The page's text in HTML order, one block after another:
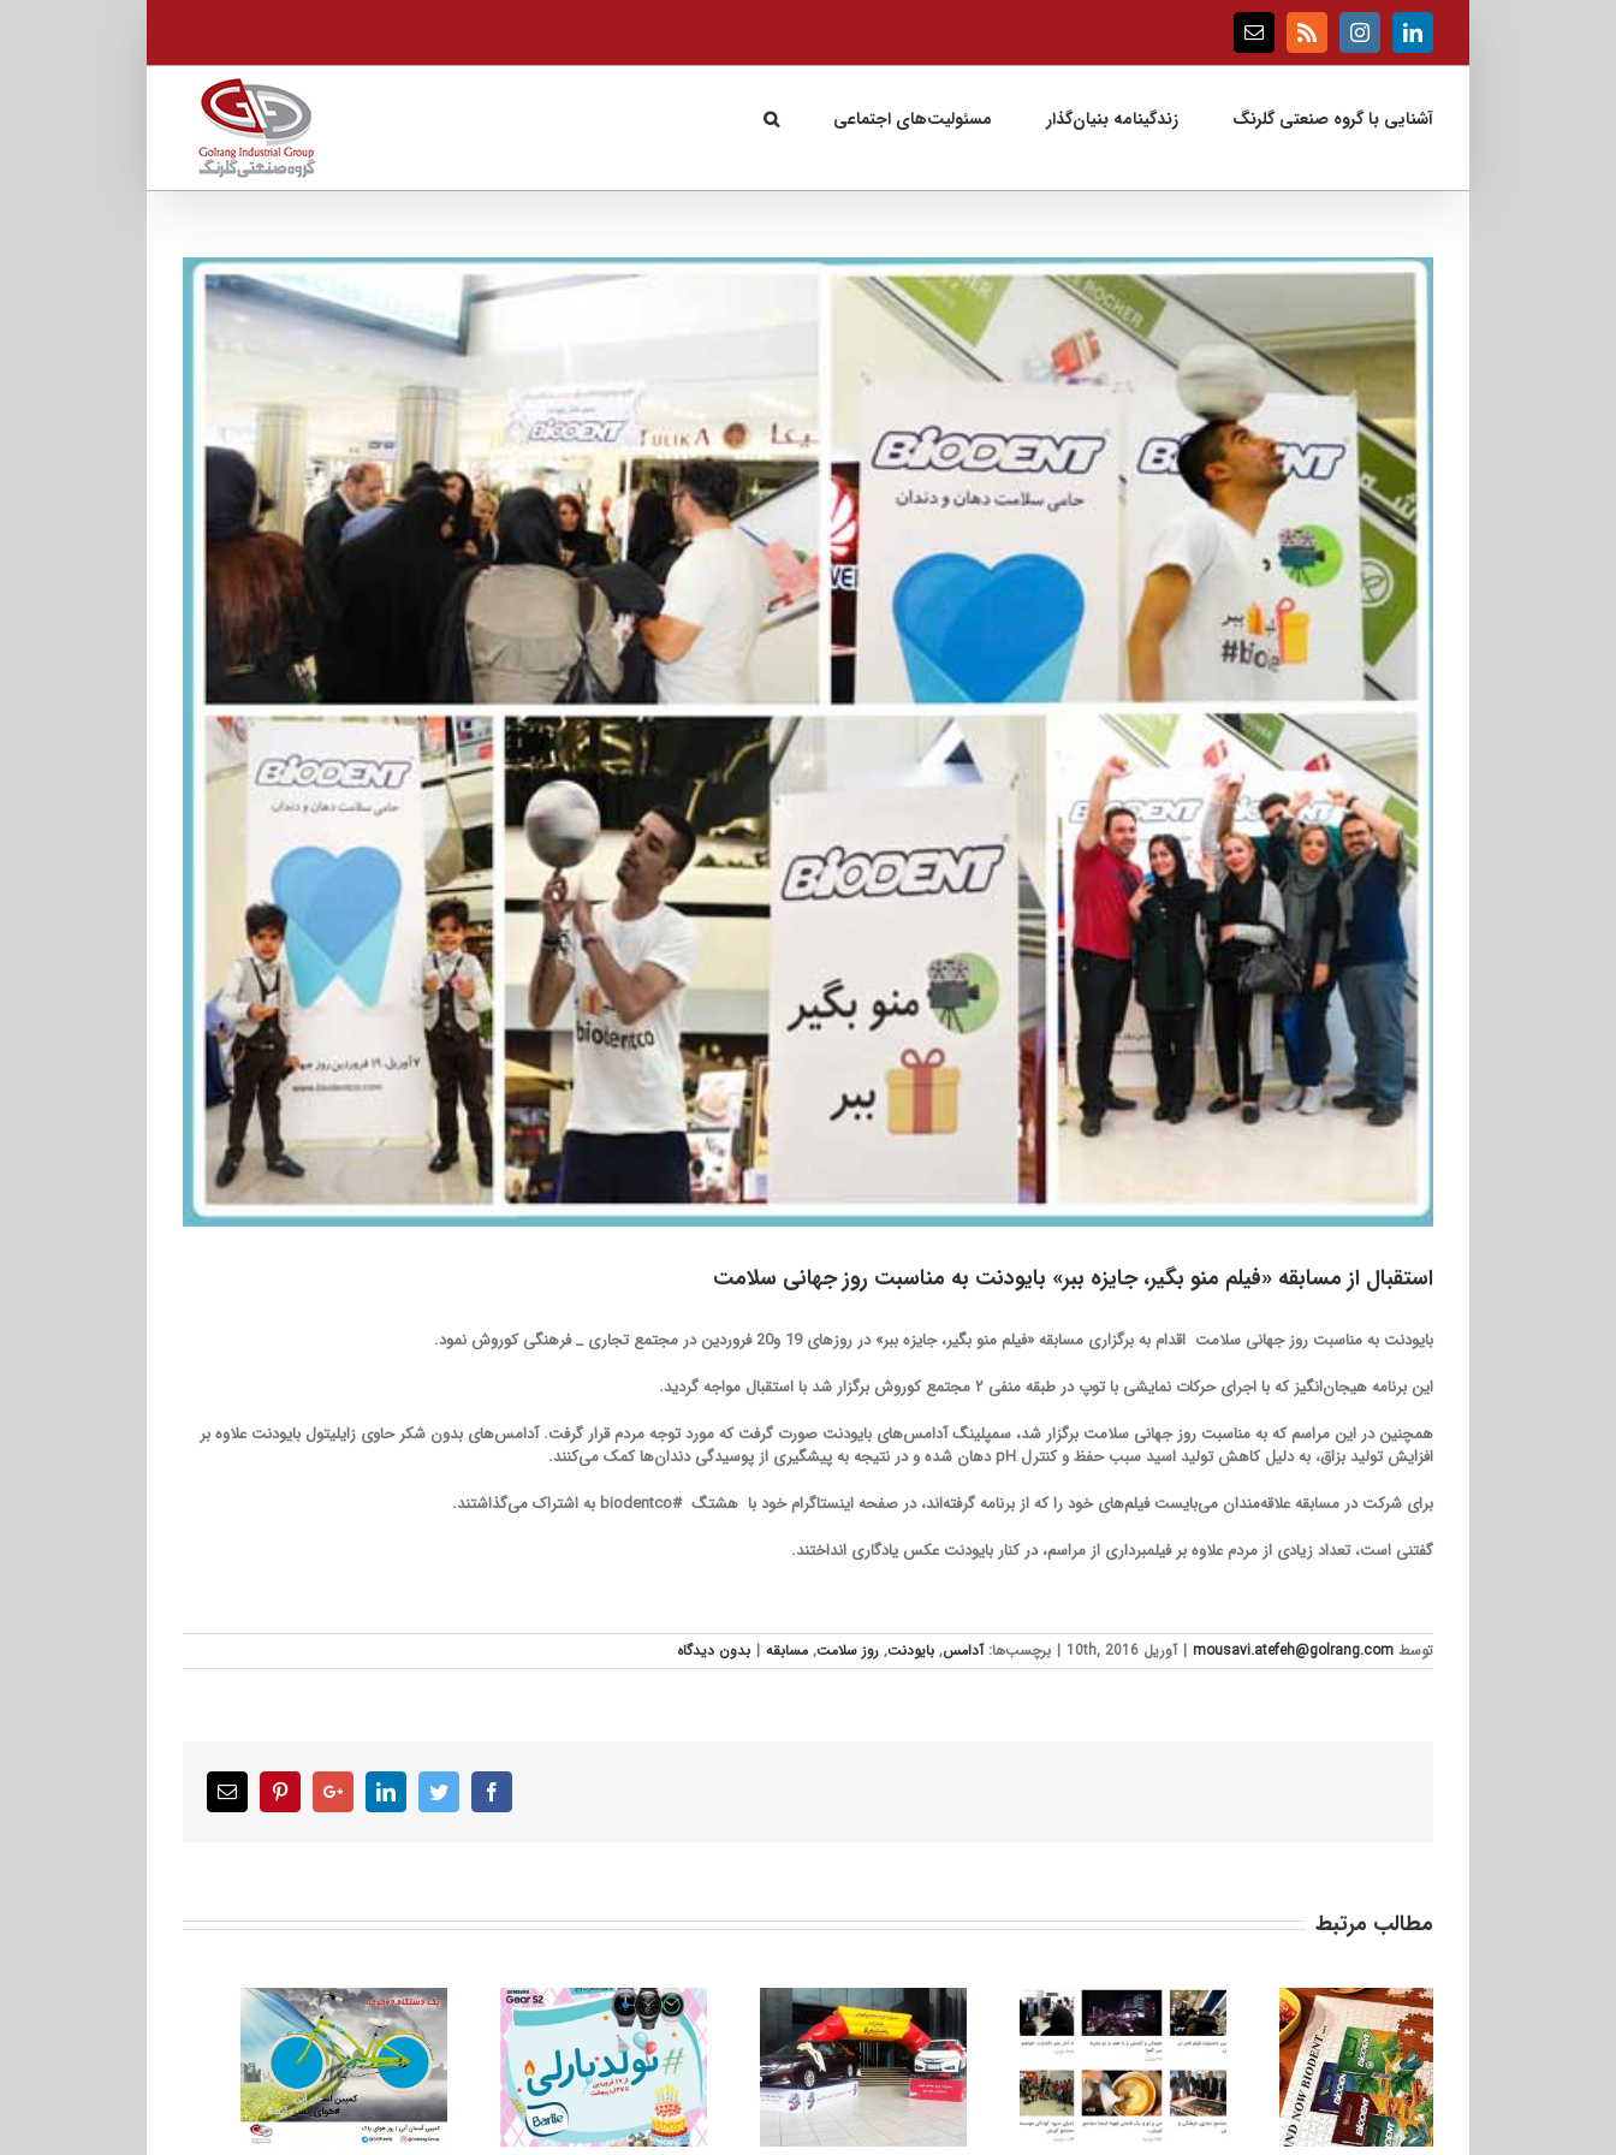
LinkedIn
Instagram
Rss
Email
آشنایی با گروه صنعتی گلرنگ زندگینامه بنیان‌گذار مسئولیت‌های اجتماعی
View
Larger
Image
استقبال از مسابقه «فیلم منو بگیر، جایزه ببر» بایودنت به مناسبت روز جهانی سلامت
بایودنت به مناسبت روز جهانی سلامت اقدام به برگزاری مسابقه «فیلم منو بگیر، جایزه ببر» در روزهای 19 و20 فروردین در مجتمع تجاری _ فرهنگی کوروش نمود.
این برنامه هیجان‌انگیز که با اجرای حرکات نمایشی با توپ در طبقه منفی ۲ مجتمع کوروش برگزار شد با استقبال مواجه گردید.
همچنین در این مراسم که به مناسبت روز جهانی سلامت برگزار شد، سمپلینگ آدامس‌های بایودنت صورت گرفت که مورد توجه مردم قرار گرفت. آدامس‌های بدون شکر حاوی زایلیتول بایودنت علاوه بر
افزایش تولید بزاق، به دلیل کاهش تولید اسید سبب حفظ و کنترل pH دهان شده و در نتیجه به پیشگیری از پوسیدگی دندان‌ها کمک می‌کنند.
برای شرکت در مسابقه علاقه‌مندان می‌بایست فیلم‌های خود را که از برنامه گرفته‌اند، در صفحه اینستاگرام خود با هشتگ #biodentco به اشتراک می‌گذاشتند.
گفتنی است، تعداد زیادی از مردم علاوه بر فیلمبرداری از مراسم، در کنار بایودنت عکس یادگاری انداختند.
توسط mousavi.atefeh@golrang.com
| آوریل 10th, 2016 | برچسب‌ها:آدامس, بایودنت, روز سلامت, مسابقه | بدون ديدگاه
Facebook
Twitter
LinkedIn
Google+
Pinterest
Email
مطالب مرتبط
مسابقه عکاسی تولد
بارلی
برگزاری کمپین «اگر من
برنده هوندای جشنواره
خرید مجتمع کورش
شوم ….»
مجتمع کورش در
شبکه‌های مجازی
آدامس جویدن صد
میلیون باکتری را از بین
می‌برد